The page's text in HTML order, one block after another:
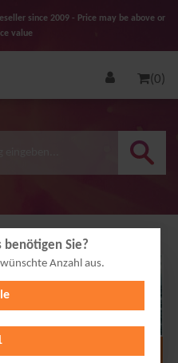
since 2009 - Price may be above or
value
(0)
benötigen Sie?
Anzahl aus.
anzeigen